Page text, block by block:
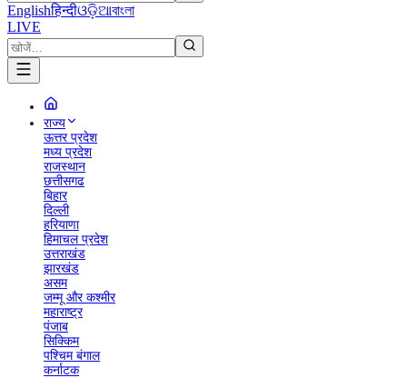
Englishहिन्दीଓଡ଼ିଆবাংলা
LIVE
राज्य
ऊत्तर प्रदेश
मध्य प्रदेश
राजस्थान
छत्तीसगढ
बिहार
दिल्ली
हरियाणा
हिमाचल प्रदेश
उत्तराखंड
झारखंड
असम
जम्मू और कश्मीर
महाराष्ट्र
पंजाब
सिक्किम
पश्चिम बंगाल
कर्नाटक